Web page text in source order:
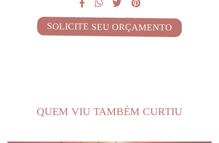
SOLICITE SEU ORÇAMENTO
QUEM VIU TAMBÉM CURTIU